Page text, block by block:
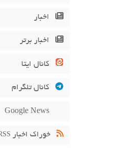
اخبار
اخبار برتر
کانال ایتا
کانال تلگرام
خوراک اخبار